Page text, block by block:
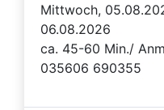
Mittwoch,
06.08.2026
ca. 45-60 Min./
035606 690355